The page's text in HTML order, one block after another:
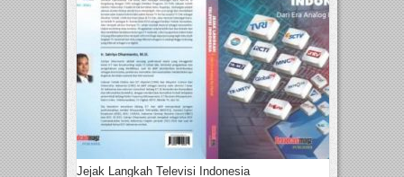
Jejak Langkah Televisi Indonesia